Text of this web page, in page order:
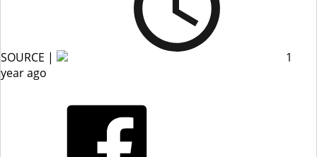
SOURCE |
1
year ago